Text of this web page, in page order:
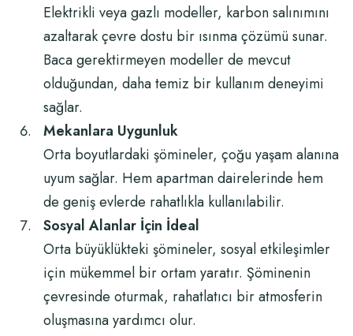
Elektrikli veya gazlı modeller, karbon salınımını
azaltarak çevre dostu bir ısınma çözümü sunar.
Baca gerektirmeyen modeller de mevcut
olduğundan, daha temiz bir kullanım deneyimi
sağlar.
Mekanlara Uygunluk
Orta boyutlardaki şömineler, çoğu yaşam alanına
uyum sağlar. Hem apartman dairelerinde hem
de geniş evlerde rahatlıkla kullanılabilir.
Sosyal Alanlar İçin İdeal
Orta büyüklükteki şömineler, sosyal etkileşimler
için mükemmel bir ortam yaratır. Şöminenin
çevresinde oturmak, rahatlatıcı bir atmosferin
oluşmasına yardımcı olur.